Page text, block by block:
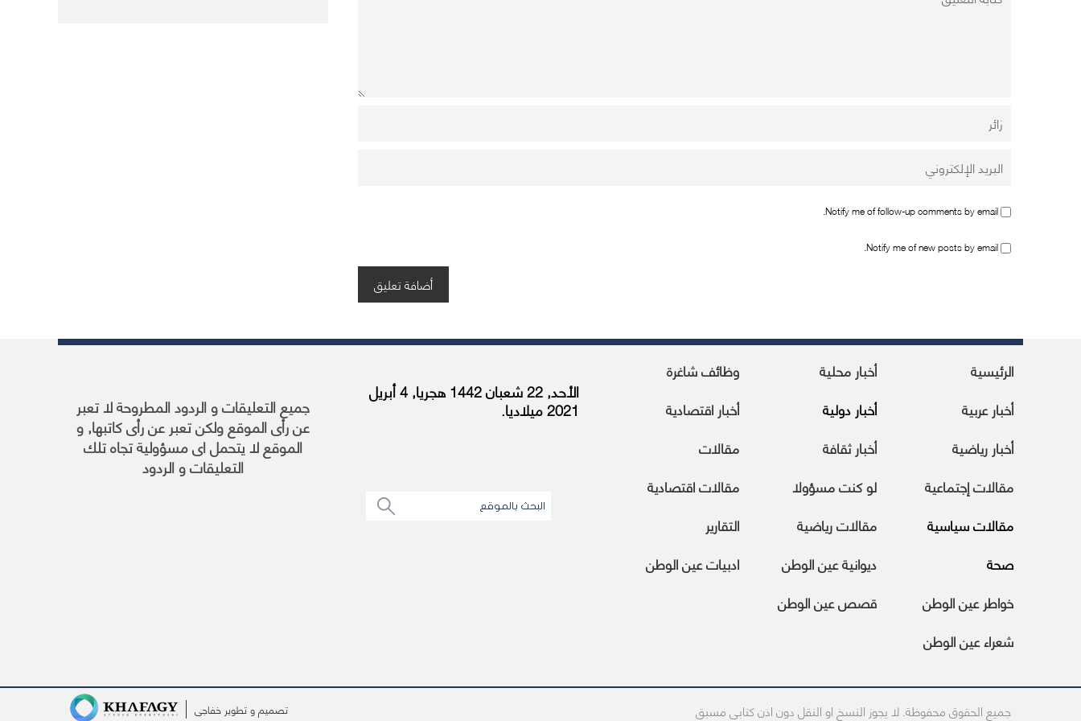
Notify me of follow-up comments by email.
Notify me of new posts by email.
الرئيسية أخبار محلية
وظائف شاغرة
أخبار عربية
أخبار دولية
أخبار اقتصادية
أخبار رياضية
أخبار ثقافة
مقالات
مقالات إجتماعية
لو كنت مسؤولا
مقالات اقتصادية
مقالات سياسية
مقالات رياضية
التقارير
صحة
ديوانية عين الوطن
ادبيات عين الوطن
خواطر عين الوطن
قصص عين الوطن
شعراء عين الوطن
الأحد, 22 شعبان 1442 هجريا, 4 أبريل
2021 ميلاديا. جميع التعليقات و الردود المطروحة لا تعبر
عن رأى الموقع ولكن تعبر عن رأى كاتبها, و
الموقع لا يتحمل اى مسؤولية تجاه تلك
التعليقات و الردود
جميع الحقوق محفوظة. لا يجوز النسخ او النقل دون اذن كتابى مسبق تصميم و تطوير خفاجى